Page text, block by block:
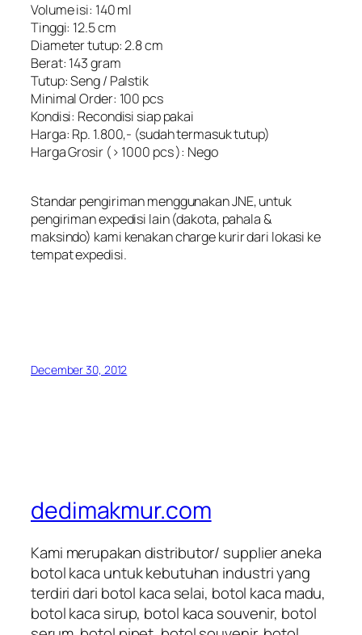
Volume isi: 140 ml
Tinggi: 12.5 cm
Diameter tutup: 2.8 cm
Berat: 143 gram
Tutup: Seng / Palstik
Minimal Order: 100 pcs
Kondisi: Recondisi siap pakai
Harga: Rp. 1.800,- (sudah termasuk tutup)
Harga Grosir (> 1000 pcs ): Nego
Standar pengiriman menggunakan JNE, untuk
pengiriman expedisi lain (dakota, pahala &
maksindo) kami kenakan charge kurir dari lokasi ke
tempat expedisi.
December 30, 2012
dedimakmur.com
Kami merupakan distributor/ supplier aneka
botol kaca untuk kebutuhan industri yang
terdiri dari botol kaca selai, botol kaca madu,
botol kaca sirup, botol kaca souvenir, botol